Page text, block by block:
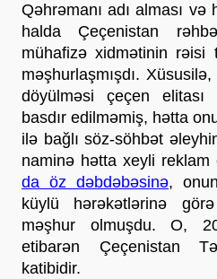
Qəhrəmanı adı alması və
halda Çeçenistan
mühafizə xidmətinin rəisi
məşhurlaşmışdı.
döyülməsi çeçen
basdır edilməmiş, hətta
ilə bağlı söz-söhbət
naminə hətta xeyli reklam
da öz dəbdəbəsinə,
küylü hərəkətlərinə
məşhur olmuşdu. O,
etibarən Çeçenistan
katibidir.